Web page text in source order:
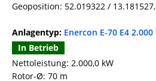
Geoposition: 52.019322 / 13.181527,
Anlagentyp: Enercon E-70 E4 2.000
In Betrieb
Nettoleistung: 2.000,0 kW
Rotor-Ø: 70 m